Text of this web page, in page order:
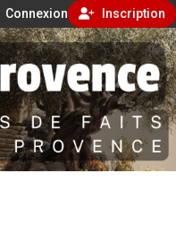
Connexion Inscription